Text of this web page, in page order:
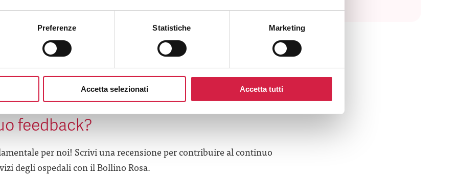
Preferenze Statistiche Marketing
Accetta selezionati Accetta tutti
in questa struttura e desideri
feedback?
per noi! Scrivi una recensione per contribuire al continuo
degli ospedali con il Bollino Rosa.